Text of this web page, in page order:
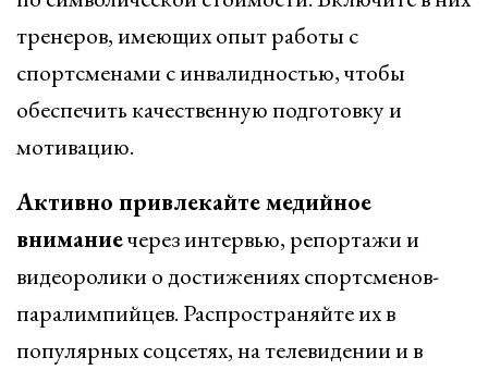
тренеров, имеющих опыт работы с
спортсменами с инвалидностью, чтобы
обеспечить качественную подготовку и
мотивацию.
Активно привлекайте медийное
вниманиечерез интервью, репортажи и
видеоролики о достижениях спортсменов-
паралимпийцев. Распространяйте их в
популярных соцсетях, на телевидении и в